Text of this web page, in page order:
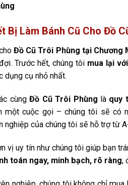
Bị Làm Bánh Cũ Cho Đồ
Đồ Cũ Trôi Phùng tại Chương
Trước hết, chúng tôi mua lại
dụng cụ nhỏ nhất.
cùngĐồ Cũ Trôi Phùng là quy
một cuộc gọi – chúng tôi sẽ có
nghiệp của chúng tôi sẽ hỗ trợ từ
vị uy tín như chúng tôi giúp bạn
toán ngay, minh bạch, rõ ràng,